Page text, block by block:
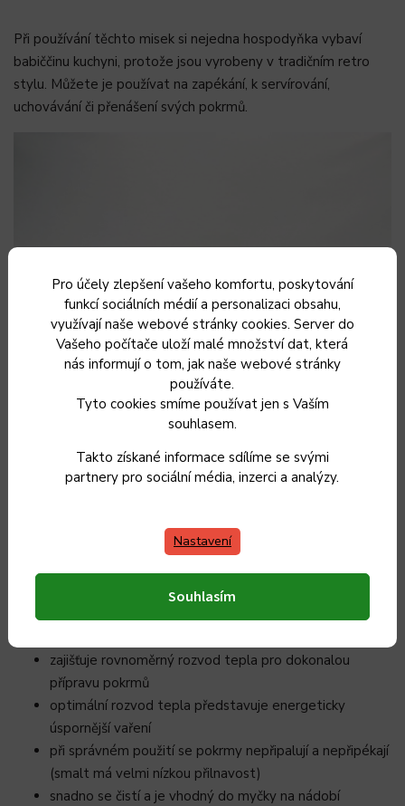
Pro účely zlepšení vašeho komfortu, poskytování
funkcí sociálních médií a personalizaci obsahu,
využívají naše webové stránky cookies. Server do
Vašeho počítače uloží malé množství dat, která
nás informují o tom, jak naše webové stránky
používáte.
Tyto cookies smíme používat jen s Vaším
souhlasem.
Takto získané informace sdílíme se svými
partnery pro sociální média, inzerci a analýzy.
Nastavení
Souhlasím
Při používání těchto misek si nejedna hospodyňka vybaví
babiččinu kuchyni, protože jsou vyrobeny v tradičním retro
stylu. Můžete je používat na zapékání, k servírování,
uchovávání či přenášení svých pokrmů.
V naší nabídce si můžete vybrat z několika velikostí, objemů,
si jistě každá hospodyňka vybere podle svého gusta. Víme,
že jen praktičnost často nestačí…
Proč vybrat smaltované doplňky?
ideální řešení pro sklokeramický, indukční, elektrický i
zajišťuje rovnoměrný rozvod tepla pro dokonalou
přípravu pokrmů
optimální rozvod tepla představuje energeticky
úspornější vaření
při správném použití se pokrmy nepřipalují a nepřipékají
(smalt má velmi nízkou přilnavost)
snadno se čistí a je vhodný do myčky na nádobí